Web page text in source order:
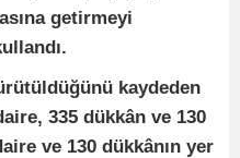
getirmeyi
kaydeden
335 dükkân ve 130
ve 130 dükkânın yer